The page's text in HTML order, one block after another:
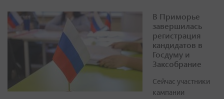
В Приморье
завершилась
регистрация
кандидатов в
Госдуму и
Заксобрание
Сейчас участники
кампании